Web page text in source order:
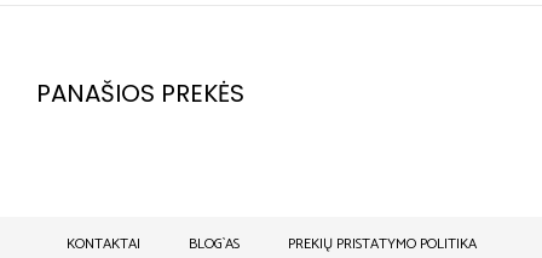
PANAŠIOS PREKĖS
KONTAKTAI BLOG`AS PREKIŲ PRISTATYMO POLITIKA